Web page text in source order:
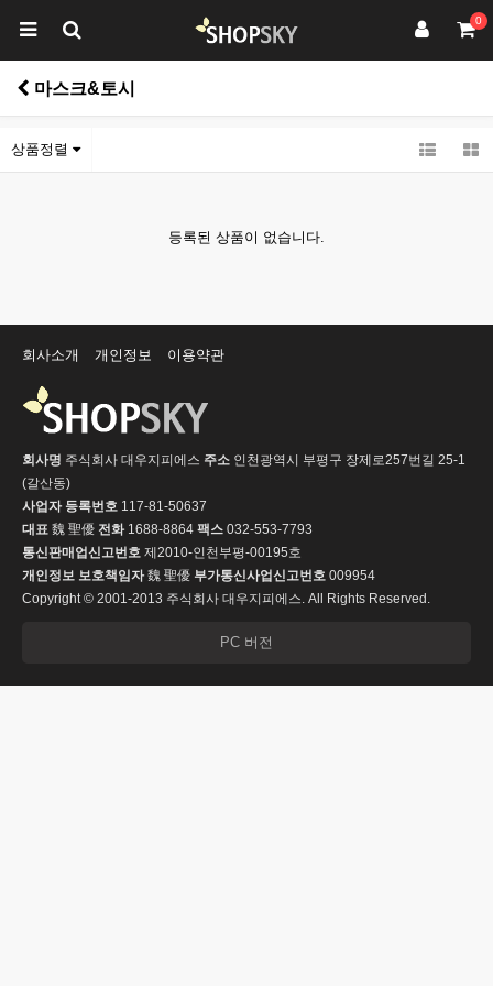
0
마스크&토시
상품정렬
등록된 상품이 없습니다.
회사소개 개인정보 이용약관
회사명 주식회사 대우지피에스 주소 인천광역시 부평구 장제로257번길 25-1
(갈산동)
사업자 등록번호 117-81-50637
대표 魏 聖優 전화1688-8864 팩스 032-553-7793
통신판매업신고번호 제2010-인천부평-00195호
개인정보 보호책임자魏 聖優 부가통신사업신고번호 009954
Copyright © 2001-2013 주식회사 대우지피에스. All Rights Reserved.
PC 버전